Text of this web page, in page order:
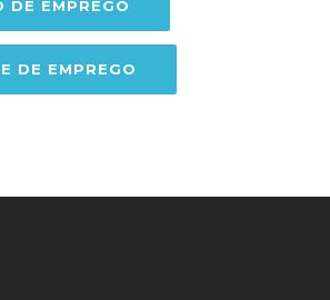
DE EMPREGO
DE EMPREGO